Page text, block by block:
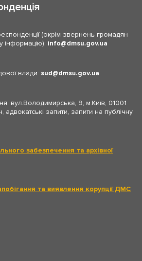
(окрім звернень громадян
інформацію): info dmsu.gov.ua
влади: sud dmsu.gov.ua
вул.Володимирська, 9, м.Київ, 01001
запити, запити на публічну
забезпечення та архівної
та виявлення корупції ДМС